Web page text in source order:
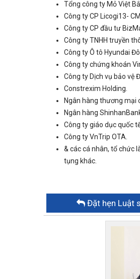
Tổng công ty Mỏ Việt
Công ty CP Licogi13-
Công ty CP đầu tư
Công ty TNHH truyền
Công ty Ô tô Hyundai
Công ty chứng khoán
Công ty Dịch vụ bảo vệ
Constrexim Holding.
Ngân hàng thương mại
Ngân hàng
Công ty giáo dục quốc
Công ty VnTrip OTA.
& các cá nhân, tổ chức
tụng khác.
Đặt hẹn Luật